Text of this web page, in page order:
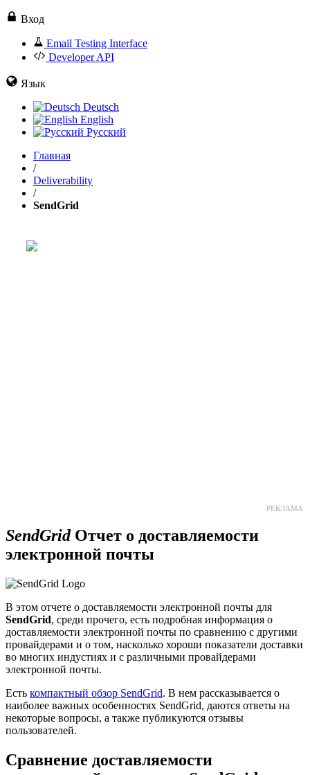
Вход
Email Testing Interface
Developer API
Язык
Deutsch
English
Русский
Главная
/
Deliverability
/
SendGrid
РЕКЛАМА
SendGridОтчет о доставляемости
электронной почты
В этом отчете о доставляемости электронной почты для
SendGrid, среди прочего, есть подробная информация о
доставляемости электронной почты по сравнению с другими
провайдерами и о том, насколько хороши показатели доставки
во многих индустиях и с различными провайдерами
электронной почты.
Есть компактный обзор SendGrid. В нем рассказывается о
наиболее важных особенностях SendGrid, даются ответы на
некоторые вопросы, а также публикуются отзывы
пользователей.
Сравнение доставляемости